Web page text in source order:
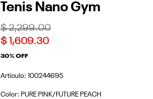
Tenis Nano Gym
Price reduced from
$ 2,299.00to
$ 1,609.30
30% OFF
Artículo: 100244695
Color: PURE PINK/FUTURE PEACH